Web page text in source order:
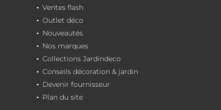
Ventes flash
Outlet déco
Nouveautés
Nos marques
Collections Jardindeco
Conseils décoration & jardin
Devenir fournisseur
Plan du site